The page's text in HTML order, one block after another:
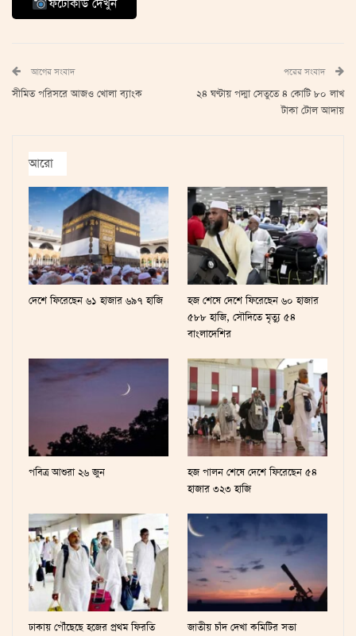
ফটোকার্ড দেখুন
আগের সংবাদ
সীমিত পরিসরে আজও খোলা ব্যাংক
পরের সংবাদ
২৪ ঘণ্টায় পদ্মা সেতুতে ৪ কোটি ৮০ লাখ
টাকা টোল আদায়
আরো
দেশে ফিরেছেন ৬১ হাজার ৬৯৭ হাজি
হজ শেষে দেশে ফিরেছেন ৬০ হাজার
৫৮৮ হাজি, সৌদিতে মৃত্যু ৫৪
বাংলাদেশির
পবিত্র আশুরা ২৬ জুন
হজ পালন শেষে দেশে ফিরেছেন ৫৪
হাজার ৩২৩ হাজি
ঢাকায় পৌঁছেছে হজের প্রথম ফিরতি
জাতীয় চাঁদ দেখা কমিটির সভা